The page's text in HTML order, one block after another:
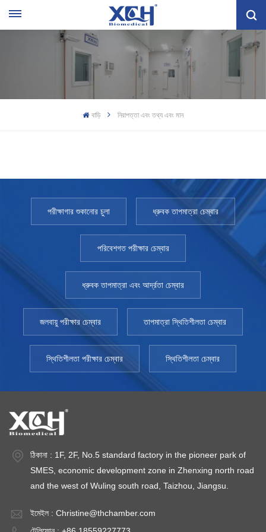
বাড়ি নিরাপত্তা এবং তথ্য এবং মান
পরীক্ষাগার শুকানোর চুলা ধ্রুবক তাপমাত্রা চেম্বার
পরিবেশগত পরীক্ষার চেম্বার
ধ্রুবক তাপমাত্রা এবং আর্দ্রতা চেম্বার
জলবায়ু পরীক্ষার চেম্বার তাপমাত্রা স্থিতিশীলতা চেম্বার
স্থিতিশীলতা পরীক্ষার চেম্বার স্থিতিশীলতা চেম্বার
ঠিকানা : 1F, 2F, No.5 standard factory in the pioneer park of
SMES, economic development zone in Zhenxing north road
and the west of Wuling south road, Taizhou, Jiangsu.
ইমেইল : Christine@thchamber.com